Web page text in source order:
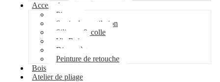
Accessoires
Pipeco
Sortie de ventilation
Silicone & colle
Vis Bois
Disque à tronçonner
Peinture de retouche
Bois
Atelier de pliage